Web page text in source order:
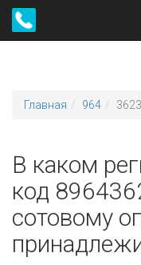
Главная 964 3623
В каком
код
сотовому